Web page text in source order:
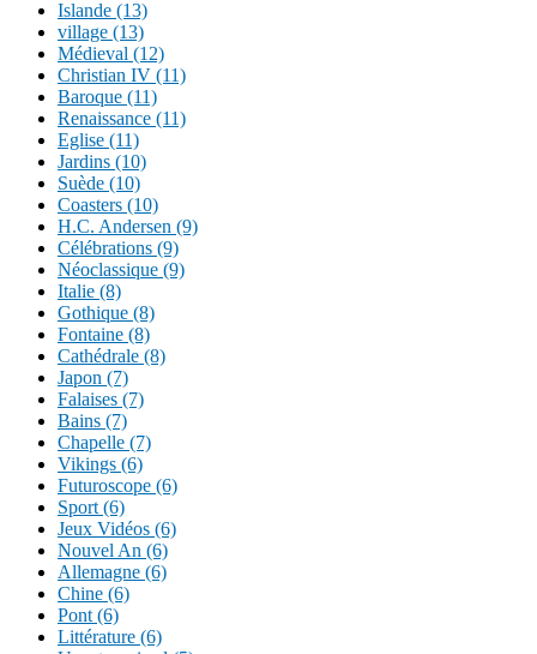
Islande (13)
village (13)
Médieval (12)
Christian IV (11)
Baroque (11)
Renaissance (11)
Eglise (11)
Jardins (10)
Suède (10)
Coasters (10)
H.C. Andersen (9)
Célébrations (9)
Néoclassique (9)
Italie (8)
Gothique (8)
Fontaine (8)
Cathédrale (8)
Japon (7)
Falaises (7)
Bains (7)
Chapelle (7)
Vikings (6)
Futuroscope (6)
Sport (6)
Jeux Vidéos (6)
Nouvel An (6)
Allemagne (6)
Chine (6)
Pont (6)
Littérature (6)